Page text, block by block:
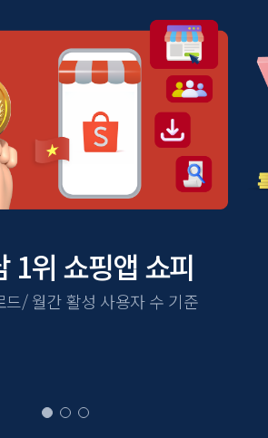
1위 쇼핑앱 쇼피
드/ 월간 활성 사용자 수 기준
로 동남아에서인도네시아에 이어
내 셀러수가 적은블루 오션 시장